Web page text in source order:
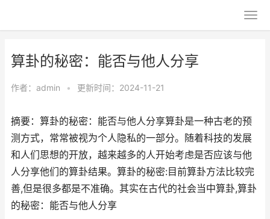
算卦的秘密：能否与他人分享
作者： admin • 更新时间：2024-11-21
摘要：算卦的秘密：能否与他人分享算卦是一种古老的预
测方式，常常被视为个人隐私的一部分。随着科技的发展
和人们思想的开放，越来越多的人开始考虑是否应该与他
人分享他们的算卦结果。算卦的秘密:目前算卦方法比较完
善,但是很多都是不准确。其实在古代的社会当中算卦,算卦
的秘密：能否与他人分享